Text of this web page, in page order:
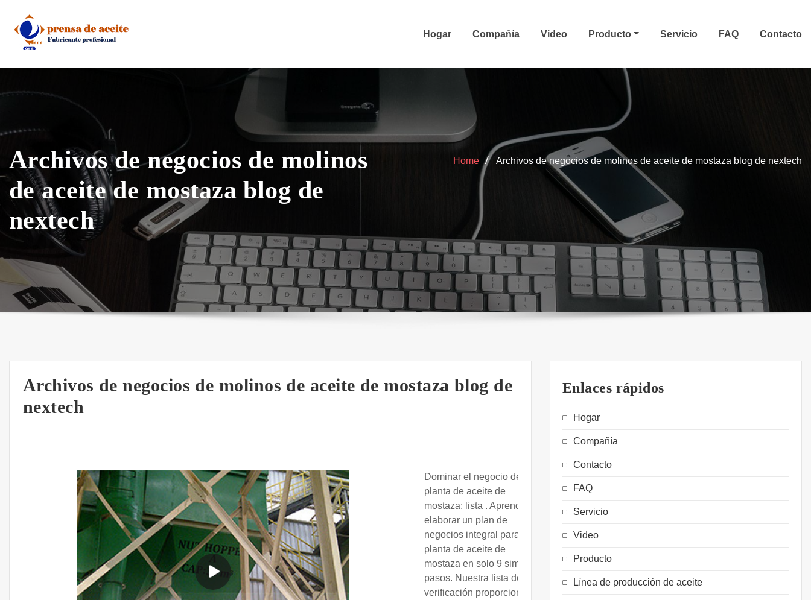
content
Hogar Compañía Video Producto Servicio FAQ Contacto
Archivos de negocios de molinos
de aceite de mostaza blog de
nextech
Home Archivos de negocios de molinos de aceite de mostaza blog de nextech
Archivos de negocios de molinos de aceite de mostaza blog de
nextech
Dominar el negocio de la
planta de aceite de
mostaza: lista . Aprenda a
elaborar un plan de
negocios integral para su
planta de aceite de
mostaza en solo 9 simples
pasos. Nuestra lista de
verificación proporciona
Enlaces rápidos
Hogar
Compañía
Contacto
FAQ
Servicio
Video
Producto
Línea de producción de aceite